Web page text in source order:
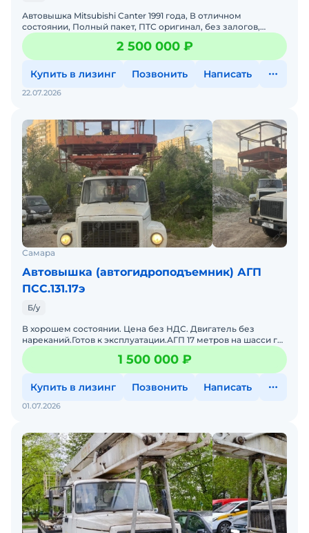
Автовышка Mitsubishi Canter 1991 года, В отличном
состоянии, Полный пакет, ПТС оригинал, без залогов,
штрафов и ограничений. Новые тормозные барабаны в
круг, ре
2 500 000 ₽
Купить в лизинг Позвонить Написать
22.07.2026
Самара
Автовышка (автогидроподъемник) АГП
ПСС.131.17э
Б/у
В хорошем состоянии. Цена без НДС. Двигатель без
нареканий.Готов к эксплуатации.АГП 17 метров на шасси газ
3309,в хорошем состоянии, можно сразу в работу. Пробе
1 500 000 ₽
Купить в лизинг Позвонить Написать
01.07.2026